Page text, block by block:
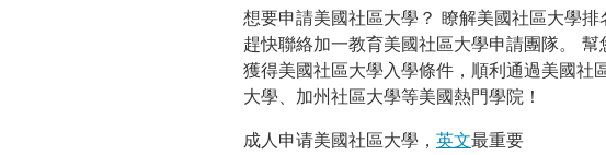
想要申請美國社區大學？ 瞭解美國社區大學
趕快聯絡加一教育美國社區大學申請團隊。
獲得美國社區大學入學條件，順利通過美國社
大學、加州社區大學等美國熱門學院！
成人申请美國社區大學， 英文最重要